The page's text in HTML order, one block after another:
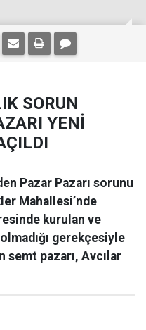
SORUN
YENİ
Pazar Pazarı sorunu
Mahallesi’nde
kurulan ve
gerekçesiyle
semt pazarı, Avcılar